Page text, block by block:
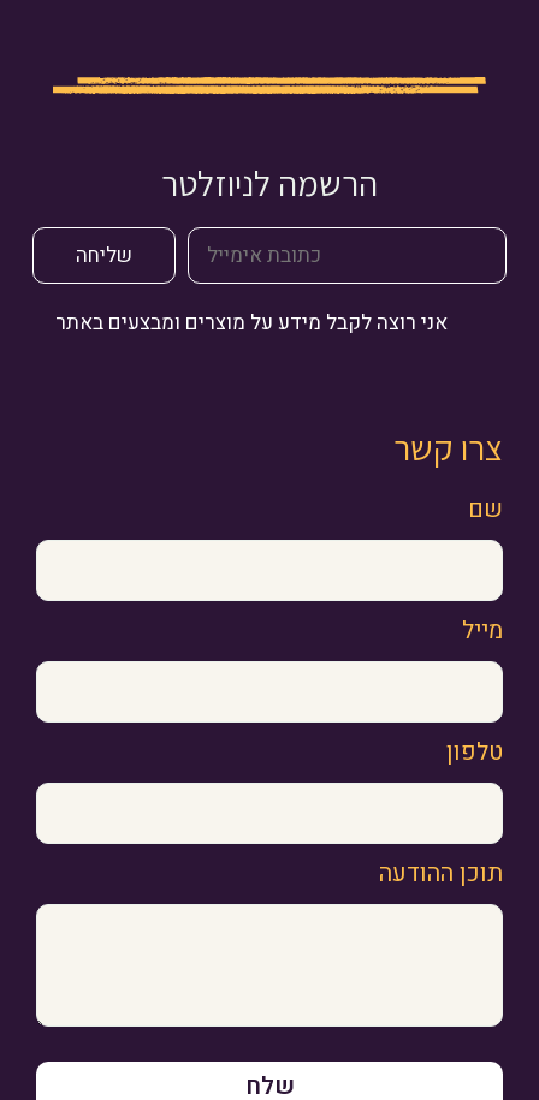
הרשמה לניוזלטר
אני רוצה לקבל מידע על מוצרים ומבצעים באתר
צרו קשר
שם
מייל
טלפון
תוכן ההודעה